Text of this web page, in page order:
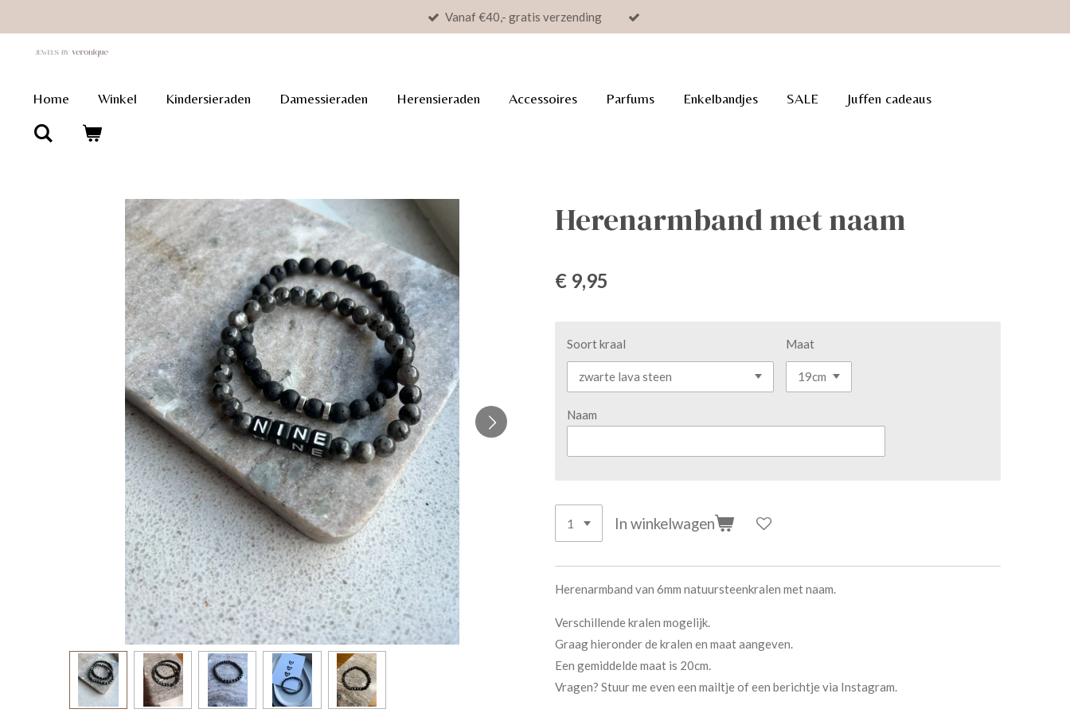
hoofdinhoud
Vanaf €40,- gratis verzending
Home Winkel Kindersieraden Damessieraden Herensieraden Accessoires Parfums Enkelbandjes SALE Juffen cadeaus
Herenarmband met naam
€ 9,95
Soort kraal Maat
Naam
In winkelwagen
Herenarmband van 6mm natuursteenkralen met naam.
Verschillende kralen mogelijk.
Graag hieronder de kralen en maat aangeven.
Een gemiddelde maat is 20cm.
Vragen? Stuur me even een mailtje of een berichtje via Instagram.